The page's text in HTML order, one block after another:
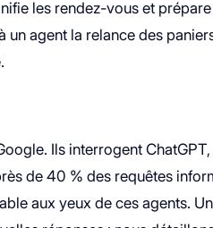
les rendez-vous et
agent la relance des
Ils interrogent
de 40 % des requêtes
aux yeux de ces agents.